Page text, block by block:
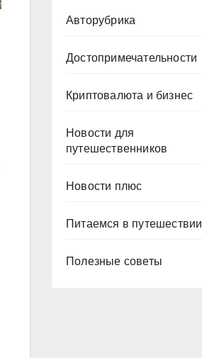
Авторубрика
Достопримечательности
Криптовалюта и бизнес
Новости для
путешественников
Новости плюс
Питаемся в путешествии
Полезные советы